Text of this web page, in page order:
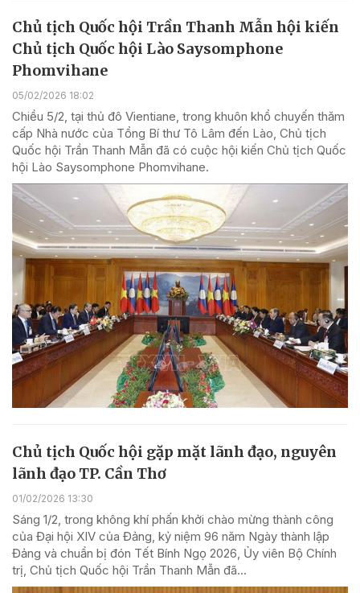
Chủ tịch Quốc hội Trần Thanh Mẫn hội kiến
Chủ tịch Quốc hội Lào Saysomphone
Phomvihane
05/02/2026 18:02
Chiều 5/2, tại thủ đô Vientiane, trong khuôn khổ chuyến thăm
cấp Nhà nước của Tổng Bí thư Tô Lâm đến Lào, Chủ tịch
Quốc hội Trần Thanh Mẫn đã có cuộc hội kiến Chủ tịch Quốc
hội Lào Saysomphone Phomvihane.
Chủ tịch Quốc hội gặp mặt lãnh đạo, nguyên
lãnh đạo TP. Cần Thơ
01/02/2026 13:30
Sáng 1/2, trong không khí phấn khởi chào mừng thành công
của Đại hội XIV của Đảng, kỷ niệm 96 năm Ngày thành lập
Đảng và chuẩn bị đón Tết Bính Ngọ 2026, Ủy viên Bộ Chính
trị, Chủ tịch Quốc hội Trần Thanh Mẫn đã...